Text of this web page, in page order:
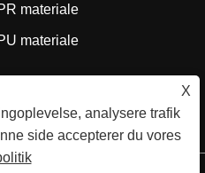
materiale
materiale
X
analysere trafik
side accepterer du vores